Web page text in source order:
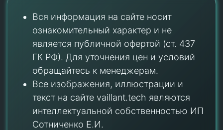
Вся информация на сайте носит
ознакомительный характер и не
является публичной офертой (ст. 437
ГК РФ). Для уточнения цен и условий
обращайтесь к менеджерам.
Все изображения, иллюстрации и
текст на сайте vaillant.tech являются
интеллектуальной собственностью ИП
Сотниченко Е.И.